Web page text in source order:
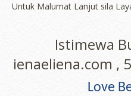
Untuk Malumat Lanjut sila
Istimewa
ienaeliena.com ,
Love